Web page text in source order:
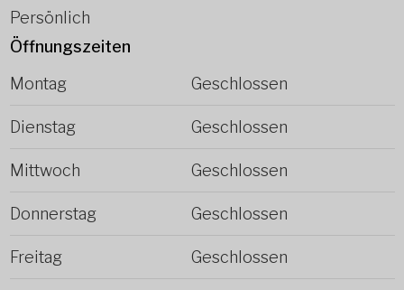
Persönlich
Öffnungszeiten
Montag
Geschlossen
Dienstag Geschlossen
Mittwoch Geschlossen
Donnerstag Geschlossen
Freitag Geschlossen